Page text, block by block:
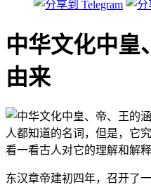
中华文化中皇
由来
人都知道的名词，但是，它
看一看古人对它的理解和解释
东汉章帝建初四年，召开了